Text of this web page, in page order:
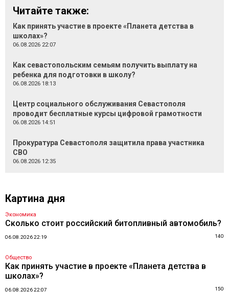
Читайте также:
Как принять участие в проекте «Планета детства в
школах»?
06.08.2026 22:07
Как севастопольским семьям получить выплату на
ребенка для подготовки в школу?
06.08.2026 18:13
Центр социального обслуживания Севастополя
проводит бесплатные курсы цифровой грамотности
06.08.2026 14:51
Прокуратура Севастополя защитила права участника
СВО
06.08.2026 12:35
Картина дня
Экономика
Сколько стоит российский битопливный автомобиль?
06.08.2026 22:19 140
Общество
Как принять участие в проекте «Планета детства в
школах»?
06.08.2026 22:07 150